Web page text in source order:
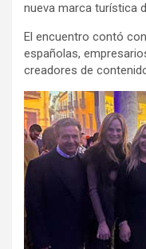
nueva marca turística
El encuentro contó
españolas,
creadores de